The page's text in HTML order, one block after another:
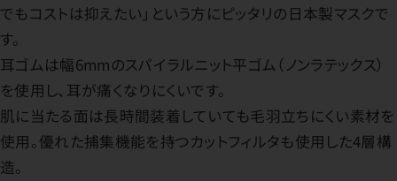
でもコストは抑えたい」という方にピッタリの日本製マスクで
す。
耳ゴムは幅6mmのスパイラルニット平ゴム（ノンラテックス）
を使用し、耳が痛くなりにくいです。
肌に当たる面は長時間装着していても毛羽立ちにくい素材を
使用。優れた捕集機能を持つカットフィルタも使用した4層構
造。